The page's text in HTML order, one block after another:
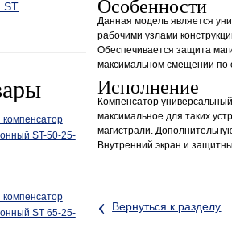
ST
ST-50-25-
ST 65-25-
Особенности
Данная модель является
рабочими узлами
Обеспечивается защита
максимальном смещении по
Исполнение
Компенсатор
максимальное для таких
магистрали.
Внутренний экран и
‹ Вернуться к разделу